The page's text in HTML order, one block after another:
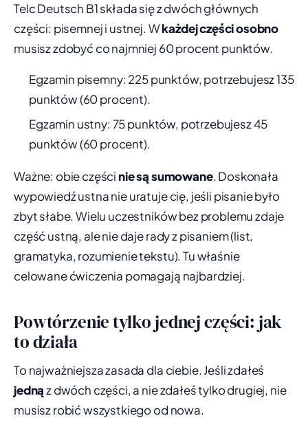
Telc Deutsch B1 składa się z dwóch głównych
części: pisemnej i ustnej. Wkażdej części osobno
musisz zdobyć co najmniej 60 procent punktów.
Egzamin pisemny: 225 punktów, potrzebujesz 135
punktów (60 procent).
Egzamin ustny: 75 punktów, potrzebujesz 45
punktów (60 procent).
Ważne: obie części nie są sumowane. Doskonała
wypowiedź ustna nie uratuje cię, jeśli pisanie było
zbyt słabe. Wielu uczestników bez problemu zdaje
część ustną, ale nie daje rady z pisaniem (list,
gramatyka, rozumienie tekstu). Tu właśnie
celowane ćwiczenia pomagają najbardziej.
Powtórzenie tylko jednej części: jak
to działa
To najważniejsza zasada dla ciebie. Jeśli zdałeś
jednąz dwóch części, a nie zdałeś tylko drugiej, nie
musisz robić wszystkiego od nowa.